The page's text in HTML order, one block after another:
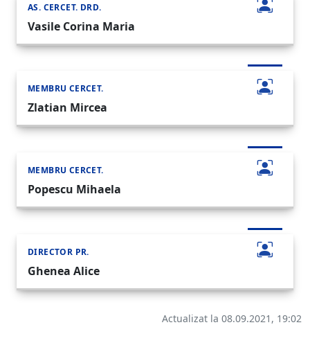
AS. CERCET. DRD.
Vasile Corina Maria
MEMBRU CERCET.
Zlatian Mircea
MEMBRU CERCET.
Popescu Mihaela
DIRECTOR PR.
Ghenea Alice
Actualizat la 08.09.2021, 19:02